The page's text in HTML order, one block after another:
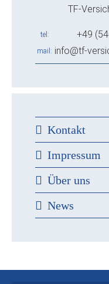
TF-
tel +49
mail info@tf-
Kontakt
Impressum
Über uns
News